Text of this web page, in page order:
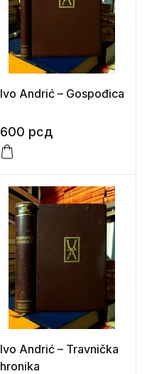
Ivo Andrić – Gospođica
600 рсд
Ivo Andrić – Travnička
hronika